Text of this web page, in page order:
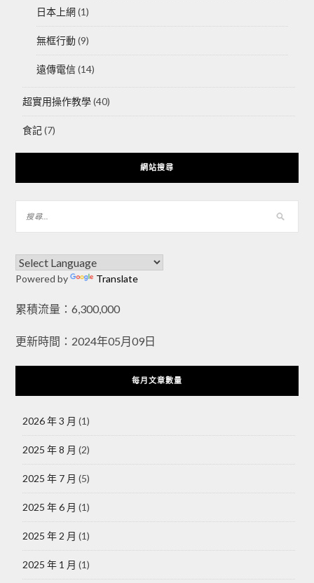
日本上網(1)
無框行動(9)
遠傳電信(14)
超實用操作教學(40)
食記(7)
網站搜尋
Powered by Translate
累積流量：6,300,000
更新時間：2024年05月09日
每月文章數量
2026 年 3 月 (1)
2025 年 8 月 (2)
2025 年 7 月 (5)
2025 年 6 月 (1)
2025 年 2 月 (1)
2025 年 1 月 (1)